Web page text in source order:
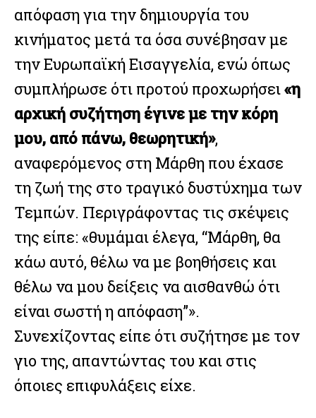
απόφαση για την δημιουργία του
κινήματος μετά τα όσα συνέβησαν με
την Ευρωπαϊκή Εισαγγελία, ενώ όπως
συμπλήρωσε ότι προτού προχωρήσει«η
αρχική συζήτηση έγινε με την κόρη
μου, από πάνω, θεωρητική»,
αναφερόμενος στη Μάρθη που έχασε
τη ζωή της στο τραγικό δυστύχημα των
Τεμπών. Περιγράφοντας τις σκέψεις
της είπε: «θυμάμαι έλεγα, “Μάρθη, θα
κάω αυτό, θέλω να με βοηθήσεις και
θέλω να μου δείξεις να αισθανθώ ότι
είναι σωστή η απόφαση”».
Συνεχίζοντας είπε ότι συζήτησε με τον
γιο της, απαντώντας του και στις
όποιες επιφυλάξεις είχε.